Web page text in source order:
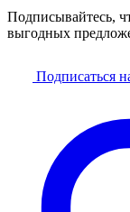
Подписывайтесь,
выгодных
Подписаться